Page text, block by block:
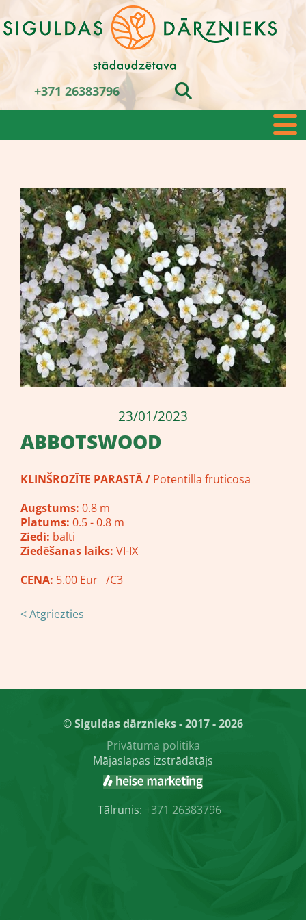
+371 26383796
23/01/2023
ABBOTSWOOD
KLINŠROZĪTE PARASTĀ/ Potentilla fruticosa
Augstums: 0.8 m
Platums: 0.5 - 0.8 m
Ziedi: balti
Ziedēšanas laiks: VI-IX
CENA: 5.00 Eur /C3
< Atgriezties
© Siguldas dārznieks - 2017 - 2026
Privātuma politika
Mājaslapas izstrādātājs
Tālrunis: +371 26383796